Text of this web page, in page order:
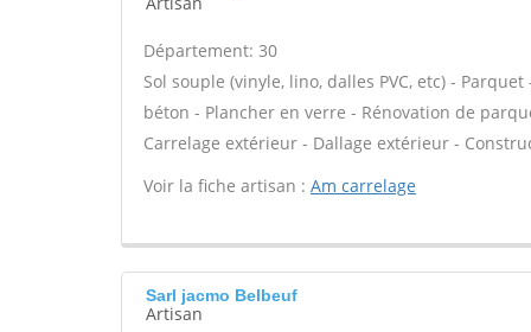
Département: 30
Sol souple (vinyle, lino, dalles PVC, etc) -
béton - Plancher en verre - Rénovation de
Carrelage extérieur - Dallage extérieur -
Voir la fiche artisan : Am carrelage
Sarl jacmo Belbeuf
Artisan